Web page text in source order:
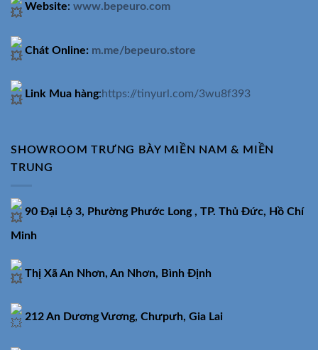
Website: www.bepeuro.com
Chát Online: m.me/bepeuro.store
Link Mua hàng:https://tinyurl.com/3wu8f393
SHOWROOM TRƯNG BÀY MIỀN NAM & MIỀN
TRUNG
90 Đại Lộ 3, Phường Phước Long , TP. Thủ Đức, Hồ Chí
Minh
Thị Xã An Nhơn, An Nhơn, Bình Định
212 An Dương Vương, Chưpưh, Gia Lai